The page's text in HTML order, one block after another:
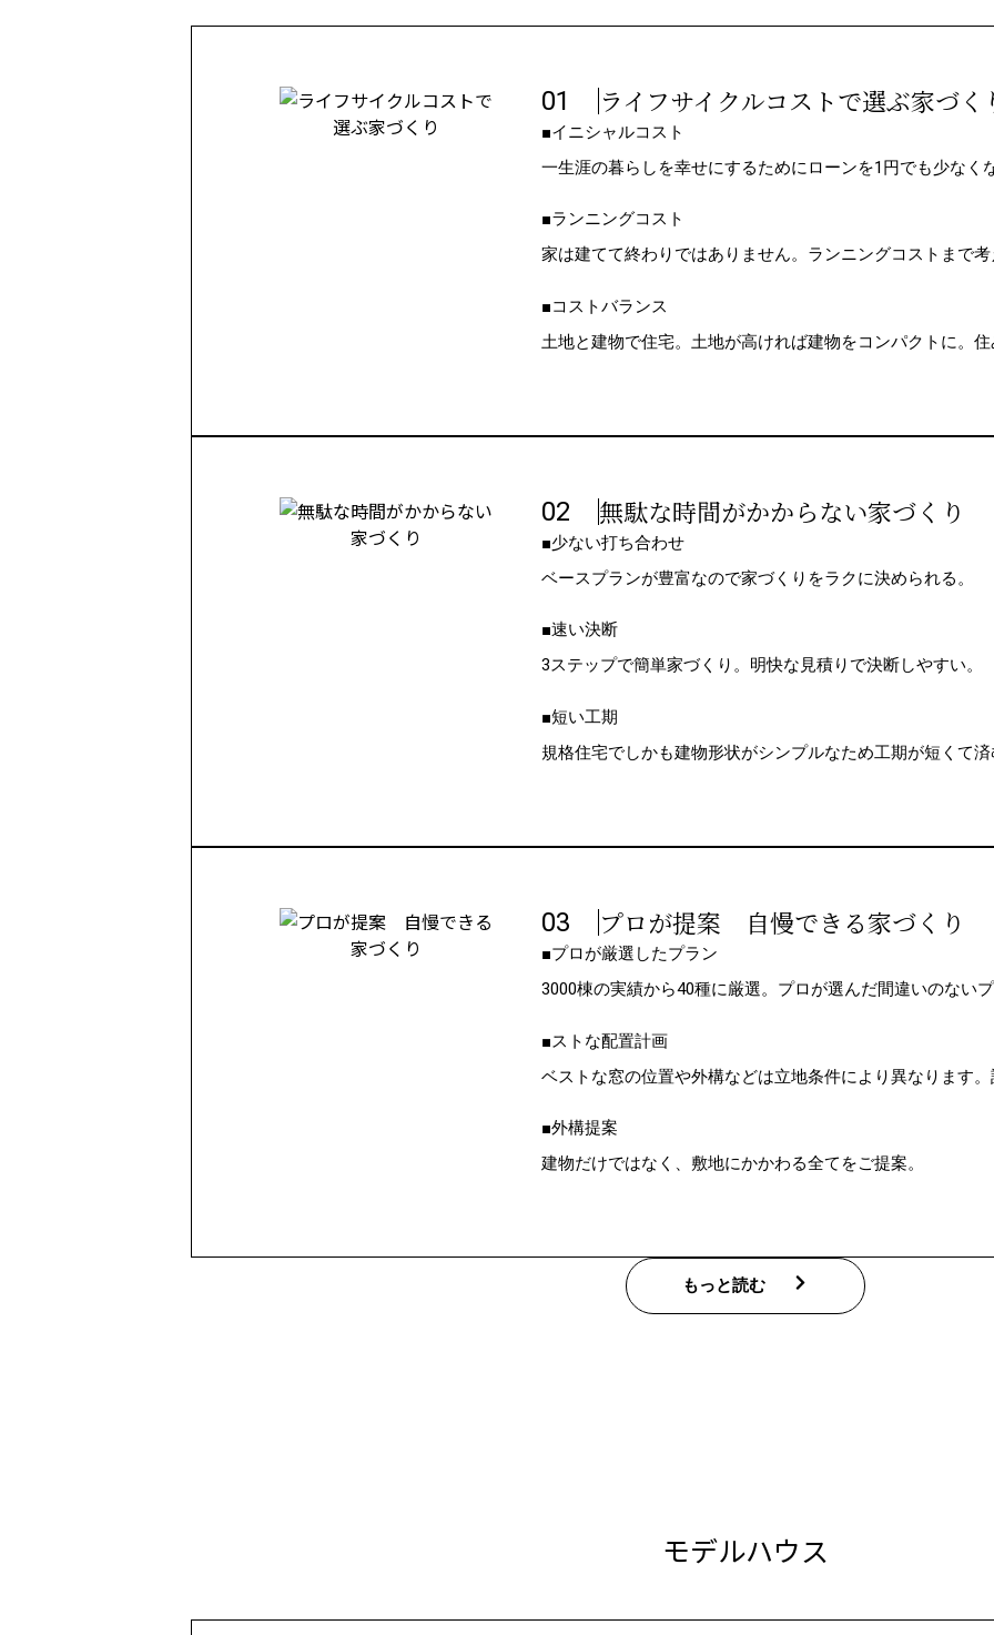
01 ライフサイクルコストで選ぶ家づく
■イニシャルコスト
一生涯の暮らしを幸せにするためにローンを1円でも少なく
■ランニングコスト
家は建てて終わりではありません。ランニングコストまで考
■コストバランス
土地と建物で住宅。土地が高ければ建物をコンパクトに。住
02 無駄な時間がかからない家づくり
■少ない打ち合わせ
ベースプランが豊富なので家づくりをラクに決められる。
■速い決断
3ステップで簡単家づくり。明快な見積りで決断しやすい。
■短い工期
規格住宅でしかも建物形状がシンプルなため工期が短くて済
03 プロが提案 自慢できる家づくり
■プロが厳選したプラン
3000棟の実績から40種に厳選。プロが選んだ間違いのないプ
■ストな配置計画
ベストな窓の位置や外構などは立地条件により異なります。
■外構提案
建物だけではなく、敷地にかかわる全てをご提案。
もっと読む
モデルハウス